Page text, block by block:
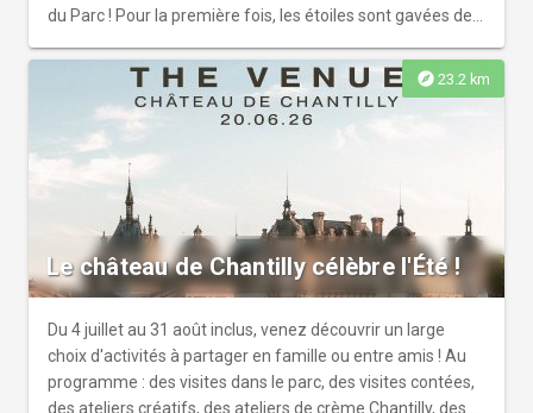
du Parc ! Pour la première fois, les étoiles sont gavées de
sur le lac ! Choisissez parmi les 7 attractions aquatiques
du Parc et laissez-vous emporter par des sensations
aquatiques exaltantes : des rapides éclaboussant aux
rivières apaisantes, l'Été Gaulois sera plus que
rafraîchissant pour toute la famille ! Astérix et la potion
d'étoiles : Drones, lasers, écrans d'eau et feux d'artifices
Pour l’été 2026, le Parc Astérix propose un spectacle
nocturne inédit : plus de 350 drones illuminent le ciel avec
des tableaux visuels spectaculaires, accompagnés de
pyrotechnie, 50 jets d’eau et d’une bande sonore originale.
Chaque soir de l’Été Gaulois, les héros et légendes
gauloises prennent vie dans une expérience immersive et
festive, pour clôturer la journée en beauté. Main basse sur
la Joconde Cette année, Main Basse sur la Joconde
explore 23.2 km
Le château de Chantilly célèbre l'Été !
Du 4 juillet au 31 août inclus, venez découvrir un large
choix d'activités à partager en famille ou entre amis ! Au
programme : des visites dans le parc, des visites contées,
des ateliers créatifs, des ateliers de crème Chantilly, des